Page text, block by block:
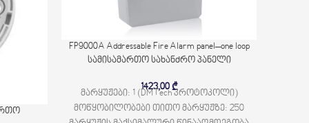
FP9000A Addressable Fire Alarm panel–one loop
სამისამართო სახანძრო პანელი
1423,00 ₾
მარყუჟები: 1 (DMTech პროტოკოლი)
მოწყობილობები თითო მარყუჟზე: 250